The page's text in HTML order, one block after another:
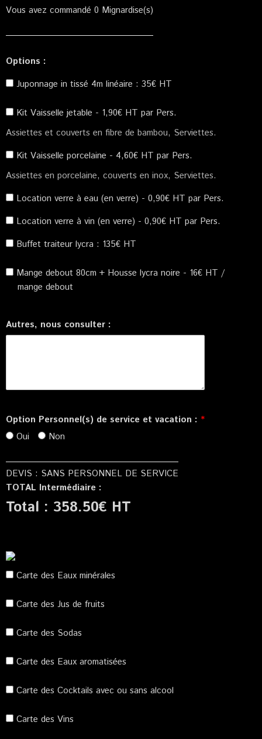
Vous avez commandé 0 Mignardise(s)
Options :
Juponnage in tissé 4m linéaire : 35€ HT
Kit Vaisselle jetable - 1,90€ HT par Pers.
Assiettes et couverts en fibre de bambou, Serviettes.
Kit Vaisselle porcelaine - 4,60€ HT par Pers.
Assiettes en porcelaine, couverts en inox, Serviettes.
Location verre à eau (en verre) - 0,90€ HT par Pers.
Location verre à vin (en verre) - 0,90€ HT par Pers.
Buffet traiteur lycra : 135€ HT
Mange debout 80cm + Housse lycra noire - 16€ HT /
mange debout
Autres, nous consulter :
Option Personnel(s) de service et vacation : *
Oui
Non
DEVIS : SANS PERSONNEL DE SERVICE
TOTAL Intermédiaire :
Total : 358.50€ HT
Carte des Eaux minérales
Carte des Jus de fruits
Carte des Sodas
Carte des Eaux aromatisées
Carte des Cocktails avec ou sans alcool
Carte des Vins